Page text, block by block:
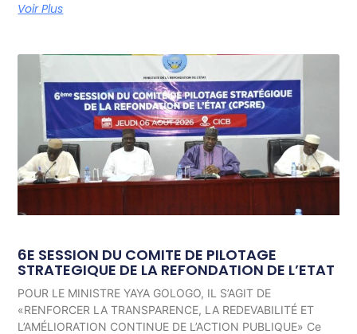
Voir Plus
6E SESSION DU COMITE DE PILOTAGE
STRATEGIQUE DE LA REFONDATION DE L’ETAT
POUR LE MINISTRE YAYA GOLOGO, IL S’AGIT DE
«RENFORCER LA TRANSPARENCE, LA REDEVABILITÉ ET
L’AMÉLIORATION CONTINUE DE L’ACTION PUBLIQUE» Ce